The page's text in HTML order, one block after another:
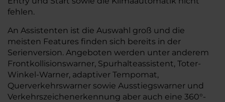
fehlen.
An Assistenten ist die Auswahl groß und die
meisten Features finden sich bereits in der
Serienversion. Angeboten werden unter anderem
Frontkollisionswarner, Spurhalteassistent, Toter-
Winkel-Warner, adaptiver Tempomat,
Querverkehrswarner sowie Ausstiegswarner und
Verkehrszeichenerkennung aber auch eine 360°-